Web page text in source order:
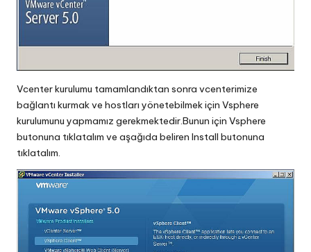
Vcenter kurulumu tamamlandıktan sonra vcenterimize
bağlantı kurmak ve hostları yönetebilmek için Vsphere
kurulumunu yapmamız gerekmektedir.Bunun için Vsphere
butonuna tıklatalım ve aşağıda beliren Install butonuna
tıklatalım.